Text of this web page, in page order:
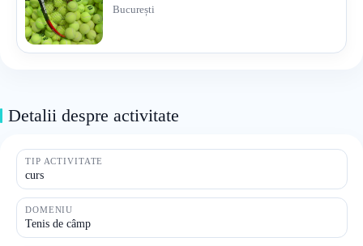
București
Detalii despre activitate
TIP ACTIVITATE
curs
DOMENIU
Tenis de câmp